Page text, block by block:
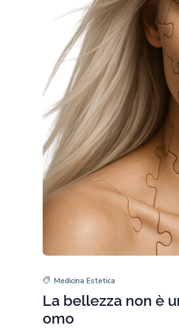
Medicina Estetica
La bellezza non è
omo